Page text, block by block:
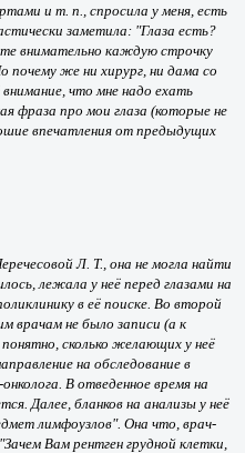
и т. п., спросила у меня, есть
заметила: "Глаза есть?
внимательно каждую строчку
почему же ни хирург, ни дама со
что мне надо ехать
фраза про мои глаза (которые не
впечатления от предыдущих
Л. Т., она не могла найти
лежала у неё перед глазами на
в её поиске. Во второй
врачам не было записи (а к
сколько желающих у неё
на обследование в
В отведенное время на
Далее, бланков на анализы у неё
лимфоузлов". Она что, врач-
Вам рентген грудной клетки,